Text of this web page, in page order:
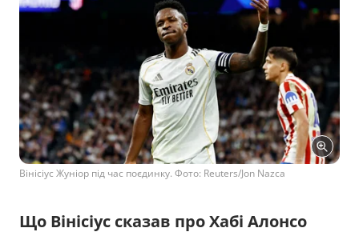
Вінісіус Жуніор під час поєдинку. Фото: Reuters/Jon Nazca
Що Вінісіус сказав про Хабі Алонсо